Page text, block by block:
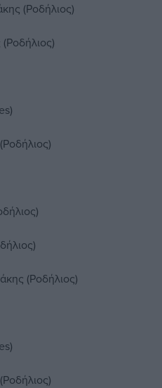
(Ροδήλιος)
(Ροδήλιος)